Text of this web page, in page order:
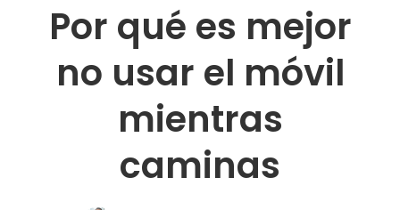
Por qué es mejor
no usar el móvil
mientras
caminas